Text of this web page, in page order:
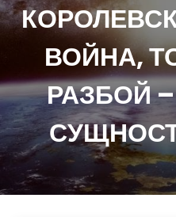
ВОЙНА,
РАЗБОЙ